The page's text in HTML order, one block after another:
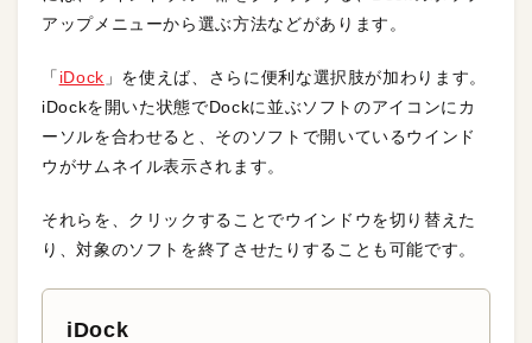
アップメニューから選ぶ方法などがあります。
「 iDock 」を使えば、さらに便利な選択肢が加わります。
iDockを開いた状態でDockに並ぶソフトのアイコンにカ
ーソルを合わせると、そのソフトで開いているウインド
ウがサムネイル表示されます。
それらを、クリックすることでウインドウを切り替えた
り、対象のソフトを終了させたりすることも可能です。
iDock